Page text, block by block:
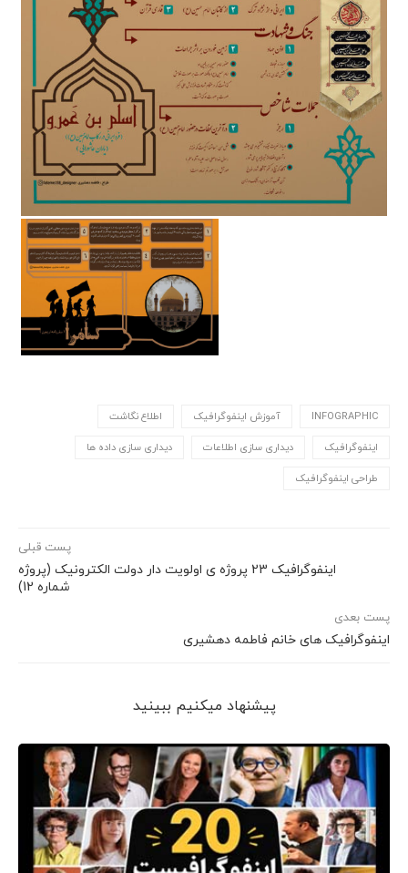
INFOGRAPHIC آموزش اینفوگرافیک اطلاع نگاشت
اینفوگرافیک دیداری سازی اطلاعات دیداری سازی داده ها
طراحی اینفوگرافیک
پست قبلی
اینفوگرافیک 23 پروژه ی اولویت دار دولت الکترونیک (پروژه
شماره 12)
پست بعدی
اینفوگرافیک های خانم فاطمه دهشیری
پیشنهاد می‎کنیم ببینید